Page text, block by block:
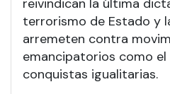
reivindican la última
terrorismo de Estado y
arremeten contra
emancipatorios como el
conquistas igualitarias.